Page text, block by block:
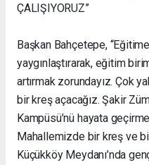
ÇALIŞIYORUZ”
Başkan Bahçetepe,
yaygınlaştırarak, eğitim
artırmak zorundayız. Çok
bir kreş açacağız. Şakir
Kampüsü’nü hayata
Mahallemizde bir kreş ve
Küçükköy Meydanı’nda